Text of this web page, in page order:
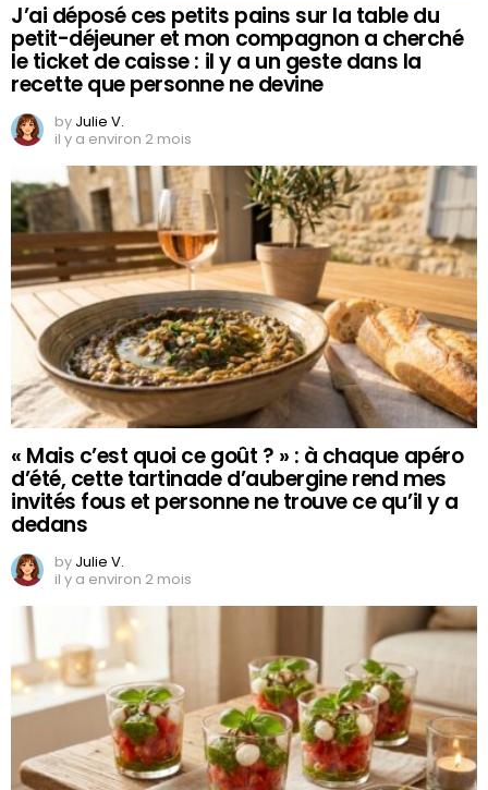
J’ai déposé ces petits pains sur la table du
petit-déjeuner et mon compagnon a cherché
le ticket de caisse : il y a un geste dans la
recette que personne ne devine
by Julie V.
il y a environ 2 mois
« Mais c’est quoi ce goût ? » : à chaque apéro
d’été, cette tartinade d’aubergine rend mes
invités fous et personne ne trouve ce qu’il y a
dedans
by Julie V.
il y a environ 2 mois